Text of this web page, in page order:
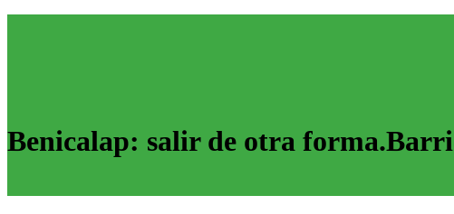
Benicalap: salir de otra